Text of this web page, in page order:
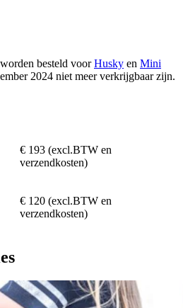
besteld voorHusky en Mini
2024 niet meer verkrijgbaar zijn.
€ 193 (excl.BTW en
verzendkosten)
€ 120 (excl.BTW en
verzendkosten)